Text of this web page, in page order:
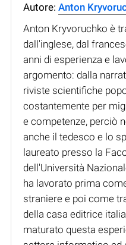
Autore: Anton
Anton Kryvoruchko è
dall'inglese, dal
anni di esperienza e
argomento: dalla
riviste scientifiche
costantemente per
e competenze, perciò
anche il tedesco e lo
laureato presso la
dell'Università
ha lavorato prima
straniere e poi come
della casa editrice
maturato questa